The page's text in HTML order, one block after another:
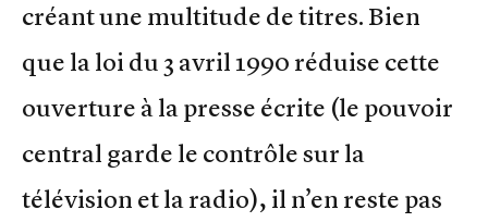
créant une multitude de titres. Bien
que la loi du 3 avril 1990 réduise cette
ouverture à la presse écrite (le pouvoir
central garde le contrôle sur la
télévision et la radio), il n’en reste pas